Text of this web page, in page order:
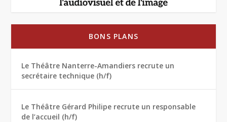
BONS PLANS
Le Théâtre Nanterre-Amandiers recrute un
secrétaire technique (h/f)
Le Théâtre Gérard Philipe recrute un responsable
de l’accueil (h/f)